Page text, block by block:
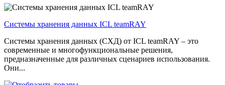
Системы хранения данных ICL teamRAY
Системы хранения данных (СХД) от ICL teamRAY – это
современные и многофункциональные решения,
предназначенные для различных сценариев использования.
Они...